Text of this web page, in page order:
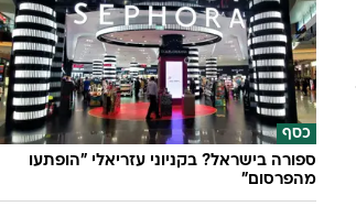
כסף
ספורה בישראל? בקניוני עזריאלי "הופתעו
מהפרסום"